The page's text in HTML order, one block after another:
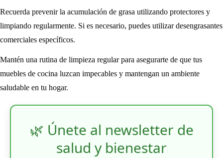
Recuerda prevenir la acumulación de grasa utilizando protectores y
limpiando regularmente. Si es necesario, puedes utilizar desengrasantes
comerciales específicos.
Mantén una rutina de limpieza regular para asegurarte de que tus
muebles de cocina luzcan impecables y mantengan un ambiente
saludable en tu hogar.
🌿 Únete al newsletter de
salud y bienestar